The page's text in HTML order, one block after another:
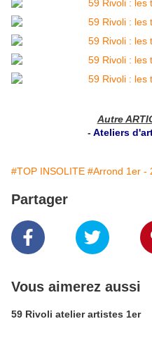
Autre
- Ateliers
#TOP INSOLITE #Arrond 1er -
Partager
Vous aimerez aussi
59 Rivoli atelier artistes 1er